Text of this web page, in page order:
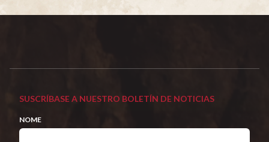
SUSCRÍBASE A NUESTRO BOLETÍN DE NOTICIAS
NOME